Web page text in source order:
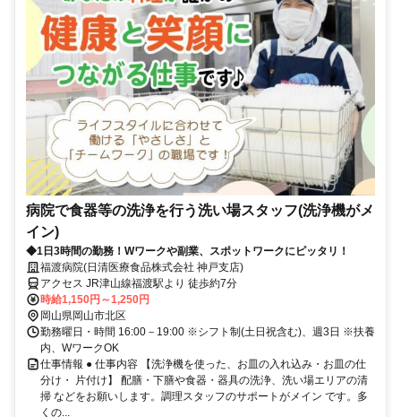
病院で食器等の洗浄を行う洗い場スタッフ(洗浄機がメ
イン)
◆1日3時間の勤務！Wワークや副業、スポットワークにピッタリ！
福渡病院(日清医療食品株式会社 神戸支店)
アクセス JR津山線福渡駅より 徒歩約7分
時給1,150円～1,250円
岡山県岡山市北区
勤務曜日・時間 16:00－19:00 ※シフト制(土日祝含む)、週3日 ※扶養
内、WワークOK
仕事情報 ● 仕事内容 【洗浄機を使った、お皿の入れ込み・お皿の仕
分け・ 片付け】 配膳・下膳や食器・器具の洗浄、洗い場エリアの清
掃 などをお願いします。調理スタッフのサポートがメイン です。多
くの...